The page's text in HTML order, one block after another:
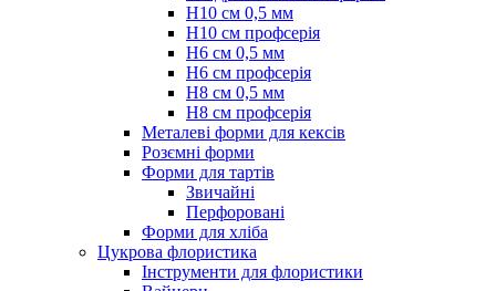
Н10 см 0,5 мм
Н10 см профсерія
Н6 см 0,5 мм
Н6 см профсерія
Н8 см 0,5 мм
Н8 см профсерія
Металеві форми для кексів
Розємні форми
Форми для тартів
Звичайні
Перфоровані
Форми для хліба
Цукрова флористика
Інструменти для флористики